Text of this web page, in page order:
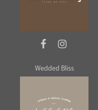
Wedded Bliss